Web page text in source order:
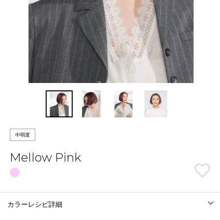
中明度
Mellow Pink
カラーレシピ詳細